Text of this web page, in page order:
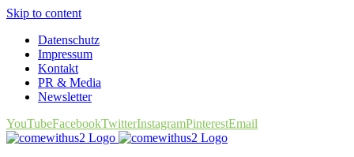
Skip to content
Datenschutz
Impressum
Kontakt
PR & Media
Newsletter
YouTubeFacebookTwitterInstagramPinterestEmail